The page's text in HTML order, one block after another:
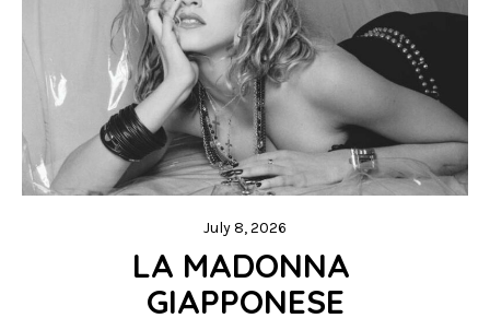
July 8, 2026
LA MADONNA
GIAPPONESE